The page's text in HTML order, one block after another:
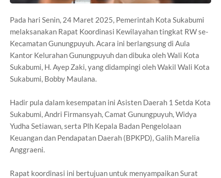
Pada hari Senin, 24 Maret 2025, Pemerintah Kota Sukabumi
melaksanakan Rapat Koordinasi Kewilayahan tingkat RW se-
Kecamatan Gunungpuyuh. Acara ini berlangsung di Aula
Kantor Kelurahan Gunungpuyuh dan dibuka oleh Wali Kota
Sukabumi, H. Ayep Zaki, yang didampingi oleh Wakil Wali Kota
Sukabumi, Bobby Maulana.
Hadir pula dalam kesempatan ini Asisten Daerah 1 Setda Kota
Sukabumi, Andri Firmansyah, Camat Gunungpuyuh, Widya
Yudha Setiawan, serta Plh Kepala Badan Pengelolaan
Keuangan dan Pendapatan Daerah (BPKPD), Galih Marelia
Anggraeni.
Rapat koordinasi ini bertujuan untuk menyampaikan Surat